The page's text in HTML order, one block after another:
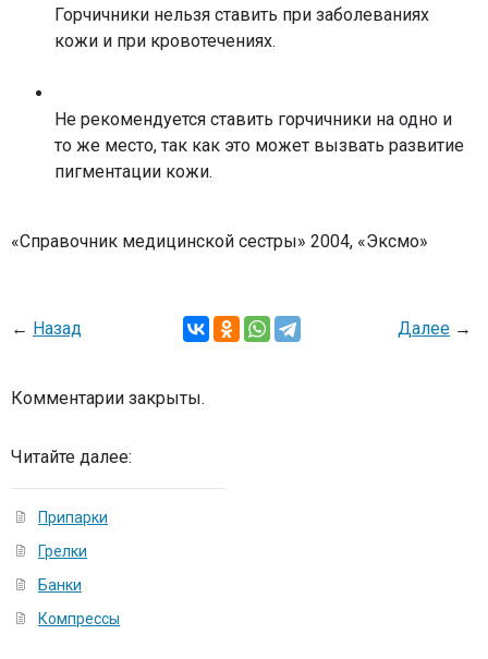
Горчичники нельзя ставить при заболеваниях
кожи и при кровотечениях.
Не рекомендуется ставить горчичники на одно и
то же место, так как это может вызвать развитие
пигментации кожи.
«Справочник медицинской сестры» 2004, «Эксмо»
← Назад Далее →
Комментарии закрыты.
Читайте далее:
Припарки
Грелки
Банки
Компрессы